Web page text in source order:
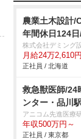
農業土木設計/
年間休日124
株式会社デミング
月給24万2,610円
正社員 / 北海道
救急獣医師/24
ンター・品川
アニコム先進医療
年収500万円～
正社員 / 東京都